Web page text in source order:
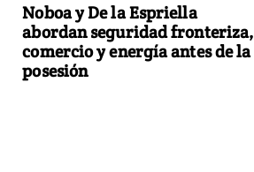
Noboa y De la Espriella
abordan seguridad fronteriza,
comercio y energía antes de la
posesión